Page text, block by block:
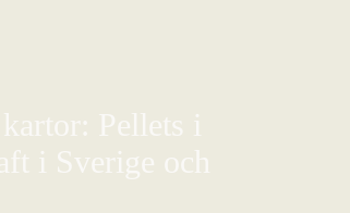
Pellets i
i Sverige och